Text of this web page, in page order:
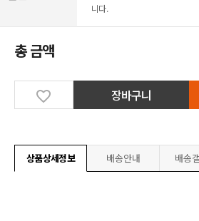
니다.
총 금액
장바구니
상품상세정보 배송안내 배송